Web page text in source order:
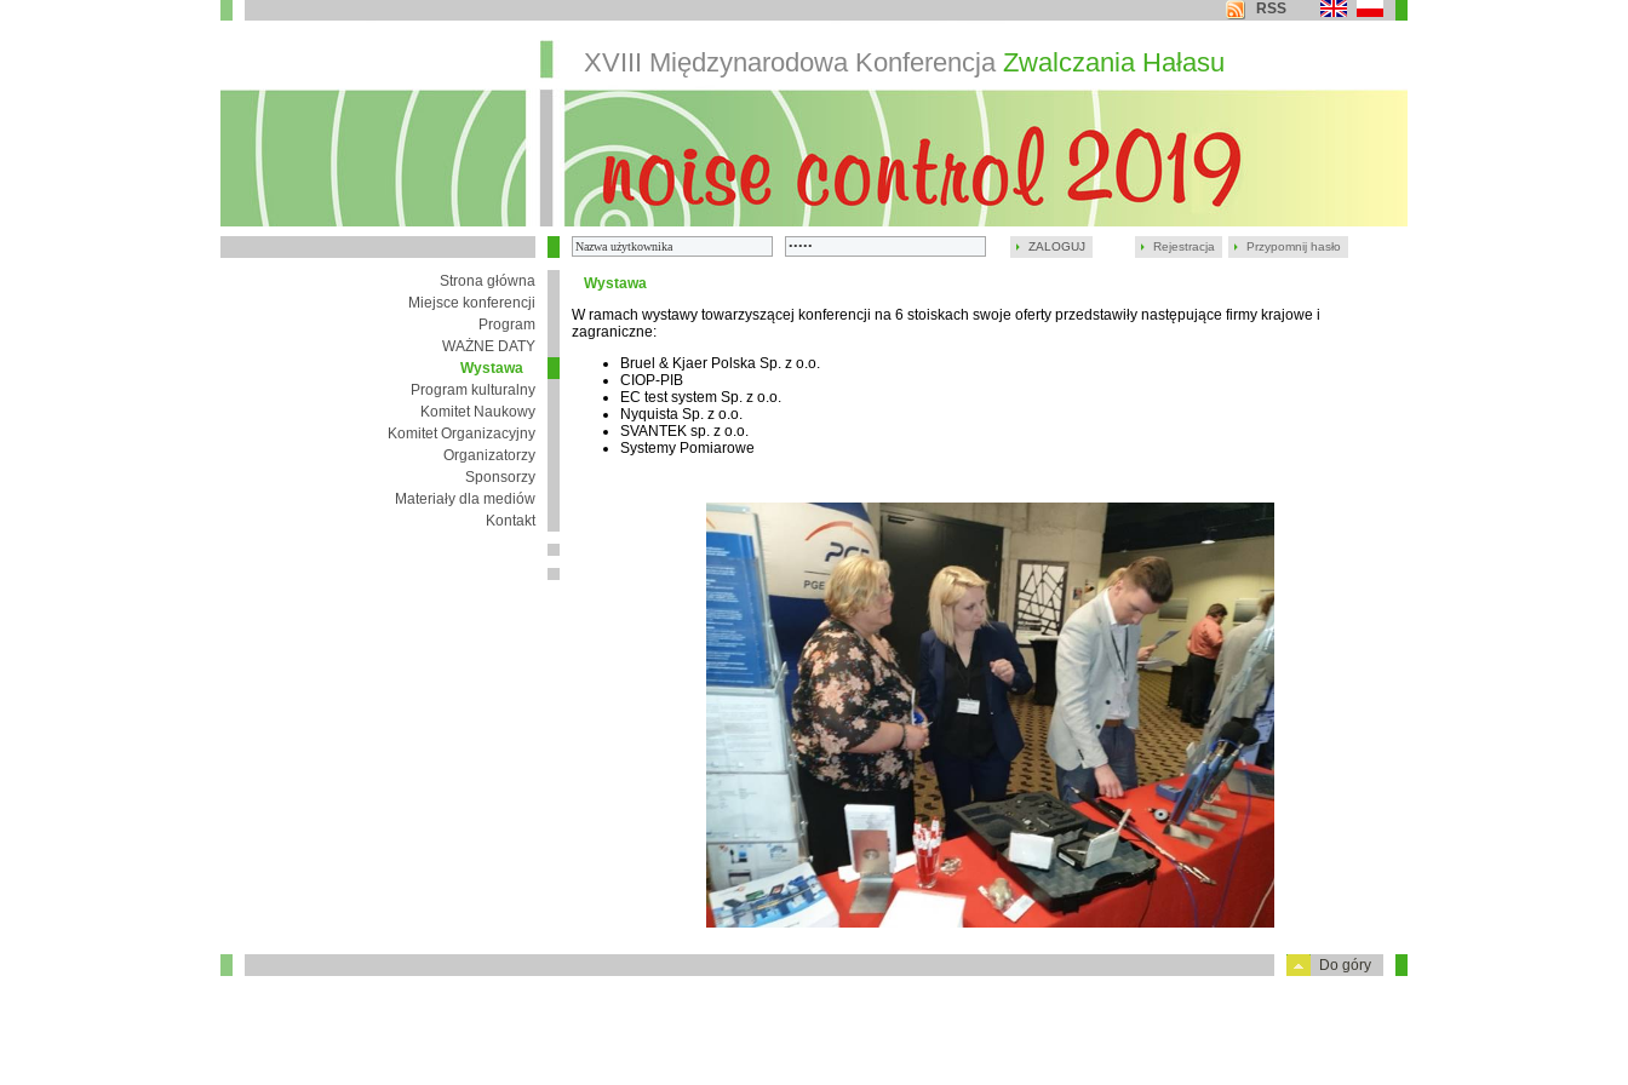
ZALOGUJ Rejestracja Przypomnij hasło
RSS
XVIII Międzynarodowa Konferencja Zwalczania Hałasu
Strona główna
Miejsce konferencji
Program
WAŻNE DATY
Wystawa
Program kulturalny
Komitet Naukowy
Komitet Organizacyjny
Organizatorzy
Sponsorzy
Materiały dla mediów
Kontakt
Wystawa
W ramach wystawy towarzyszącej konferencji na 6 stoiskach swoje oferty przedstawiły następujące firmy krajowe i
zagraniczne:
Bruel & Kjaer Polska Sp. z o.o.
CIOP-PIB
EC test system Sp. z o.o.
Nyquista Sp. z o.o.
SVANTEK sp. z o.o.
Systemy Pomiarowe
Do góry